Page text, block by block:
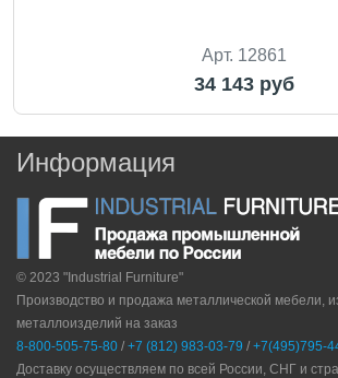
Арт. 12861
34 143 руб
Информация
© 2023 "Industrial Furniture"
Производство и продажа металлической мебели,
металлоизделий на заказ
8-800-505-75-80 / +7 (812) 983-03-79 / +7(495)795-
Доставку осуществляем по всей России, СНГ и